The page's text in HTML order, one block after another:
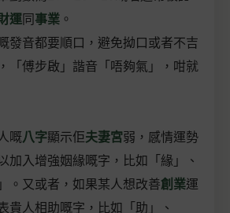
運同事業 。
發音都要順口，避免拗口或者不吉
「傅步啟」諧音「唔夠氣」，咁就
嘅八字顯示佢夫妻宮弱，感情運勢
加入增強姻緣嘅字，比如「緣」、
。又或者，如果某人想改善創業運
貴人相助嘅字，比如「助」、